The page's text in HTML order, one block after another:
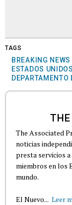
TAGS
BREAKING NEWS
ESTADOS UNIDOS
DEPARTAMENTO
The Associated
noticias
presta servicios
miembros en los
mundo.
El Nuevo... Leer